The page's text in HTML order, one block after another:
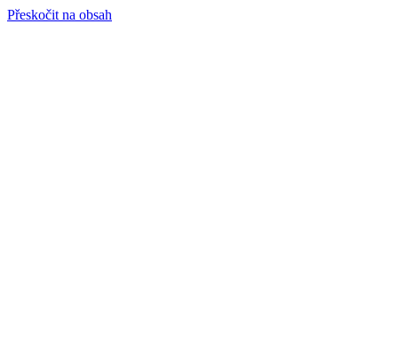
Přeskočit na obsah